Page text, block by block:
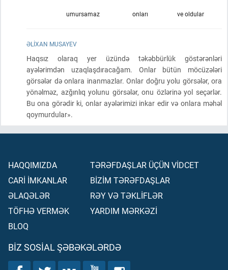
ve oldular
onları
umursamaz
ƏLIXAN MUSAYEV
Haqsız olaraq yer üzündə təkəbbürlük göstərənləri
ayələrimdən uzaqlaşdıracağam. Onlar bütün möcüzələri
görsələr də onlara inanmazlar. Onlar doğru yolu görsələr, ora
yönəlməz, azğınlıq yolunu görsələr, onu özlərinə yol seçərlər.
Bu ona görədir ki, onlar ayələrimizi inkar edir və onlara məhəl
qoymurdular».
HAQQIMIZDA
CARİ İMKANLAR
ƏLAQƏLƏR
TÖFHƏ VERMƏK
BLOQ
TƏRƏFDAŞLAR ÜÇÜN VİDCET
BİZİM TƏRƏFDAŞLAR
RƏY VƏ TƏKLİFLƏR
YARDIM MƏRKƏZİ
BIZ SOSIAL ŞƏBƏKƏLƏRDƏ